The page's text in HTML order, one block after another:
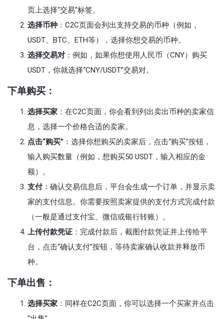
页上选择“交易”标签。
选择币种 ：C2C页面会列出支持交易的币种（例如，
USDT、BTC、ETH等），选择你想交易的币种。
选择交易对 ：例如，如果你想使用人民币（CNY）购买
USDT，你就选择“CNY/USDT”交易对。
下单购买：
选择买家 ：在C2C页面，你会看到列出卖出币种的卖家信
息，选择一个价格合适的卖家。
点击“购买” ：选择你想购买的卖家后，点击“购买”按钮，
输入购买数量（例如，想购买50 USDT，输入相应的金
额）。
支付：确认交易信息后，平台会生成一个订单，并显示卖
家的支付信息。你需要按照卖家提供的支付方式完成付款
（一般是通过支付宝、微信或银行转账）。
上传付款凭证 ：完成付款后，截图付款凭证并上传给平
台，点击“确认支付”按钮，等待卖家确认收款并释放币
种。
下单出售：
选择买家 ：同样在C2C页面，你可以选择一个买家并点击